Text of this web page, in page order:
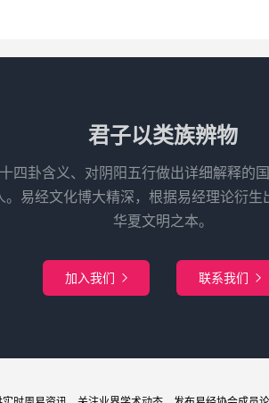
君子以类族辨物
四卦含义、对阴阳五行做出详细解释的
易经文化博大精深，根据易经理论衍
华夏文明之本。
加入我们  联系我们 